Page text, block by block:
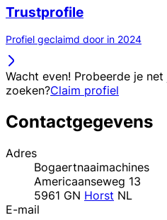
Trustprofile
Profiel geclaimd door in 2024
Wacht even! Probeerde je
zoeken?Claim profiel
Contactgegevens
Adres
Bogaertnaaimachines
Americaanseweg 13
5961 GN Horst NL
E-mail